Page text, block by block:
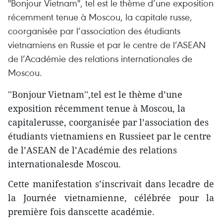
''Bonjour Vietnam'', tel est le thème d’une exposition
récemment tenue à Moscou, la capitale russe,
coorganisée par l’association des étudiants
vietnamiens en Russie et par le centre de l’ASEAN
de l’Académie des relations internationales de
Moscou.
''Bonjour Vietnam'',tel est le thème d’une
exposition récemment tenue à Moscou, la
capitalerusse, coorganisée par l’association des
étudiants vietnamiens en Russieet par le centre
de l’ASEAN de l’Académie des relations
internationalesde Moscou.
Cette manifestation s’inscrivait dans lecadre de
la Journée vietnamienne, célébrée pour la
première fois danscette académie.